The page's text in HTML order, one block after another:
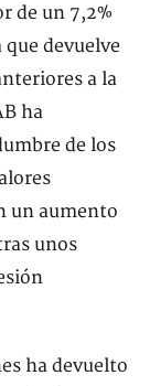
de un 7,2%
que devuelve
a la
ha
de los
un aumento
unos
ha devuelto